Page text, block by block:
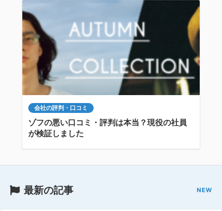
会社の評判・口コミ
ゾフの悪い口コミ・評判は本当？現役の社員
が検証しました
最新の記事